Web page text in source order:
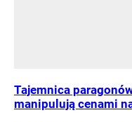
Tajemnica
manipulują cenami